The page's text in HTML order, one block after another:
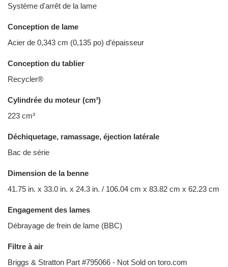
Système d'arrêt de la lame
Conception de lame
Acier de 0,343 cm (0,135 po) d’épaisseur
Conception du tablier
Recycler®
Cylindrée du moteur (cm³)
223 cm³
Déchiquetage, ramassage, éjection latérale
Bac de série
Dimension de la benne
41.75 in. x 33.0 in. x 24.3 in. / 106.04 cm x 83.82 cm x 62.23 cm
Engagement des lames
Débrayage de frein de lame (BBC)
Filtre à air
Briggs & Stratton Part #795066 - Not Sold on toro.com